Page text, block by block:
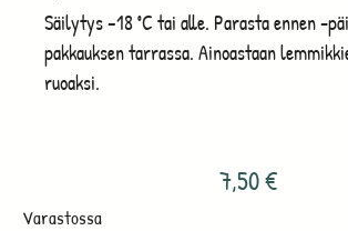
Säilytys –18 ˚C tai alle. Parasta ennen -
pakkauksen tarrassa. Ainoastaan
ruoaksi.
7,50€
Varastossa